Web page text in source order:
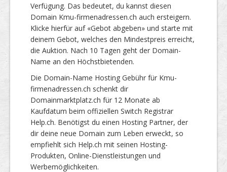
Verfügung. Das bedeutet, du kannst diesen
Domain Kmu-firmenadressen.ch auch ersteigern.
Klicke hierfür auf «Gebot abgeben» und starte mit
deinem Gebot, welches den Mindestpreis erreicht,
die Auktion. Nach 10 Tagen geht der Domain-
Name an den Höchstbietenden.
Die Domain-Name Hosting Gebühr für Kmu-
firmenadressen.ch schenkt dir
Domainmarktplatz.ch für 12 Monate ab
Kaufdatum beim offiziellen Switch Registrar
Help.ch. Benötigst du einen Hosting Partner, der
dir deine neue Domain zum Leben erweckt, so
empfiehlt sich Help.ch mit seinen Hosting-
Produkten, Online-Dienstleistungen und
Werbemöglichkeiten.